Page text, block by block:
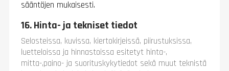
sääntöjen mukaisesti.
16. Hinta- ja tekniset tiedot
Selosteissa, kuvissa, kiertokirjeissä, piirustuksissa,
luetteloissa ja hinnastoissa esitetyt hinta-,
mitta-,paino- ja suorituskykytiedot sekä muut teknistä